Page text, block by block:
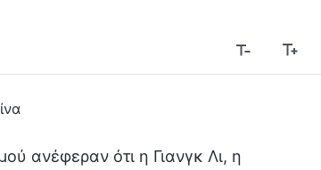
ανέφεραν ότι η Γιανγκ Λι, η